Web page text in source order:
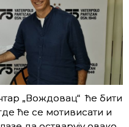
„Вождовац“ ће бити
ће се мотивисати и